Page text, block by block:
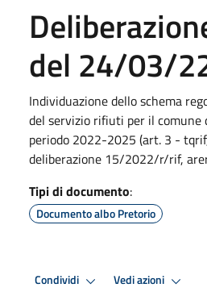
del 24/03/
Individuazione dello schema
del servizio rifiuti per il comune
periodo 2022-2025 (art. 3 -
deliberazione 15/2022/r/rif,
Tipi di documento:
Documento albo Pretorio
Condividi Vedi azioni